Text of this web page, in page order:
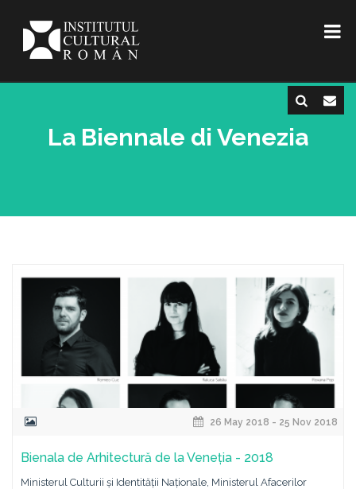
La Biennale di Venezia
26 May 2018 - 25 Nov 2018
Bienala de Arhitectură de la Veneția - 2018
Ministerul Culturii și Identității Naționale, Ministerul Afacerilor